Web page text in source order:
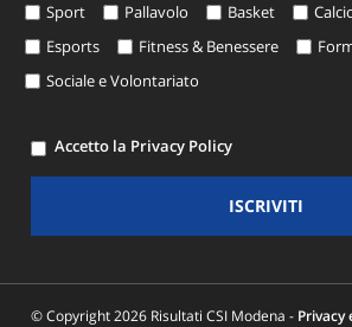
Sport
Pallavolo Basket
Esports
Fitness & Benessere
Sociale e Volontariato
Accetto la Privacy Policy
ISCRIVITI
© Copyright 2026 Risultati CSI Modena - Privacy